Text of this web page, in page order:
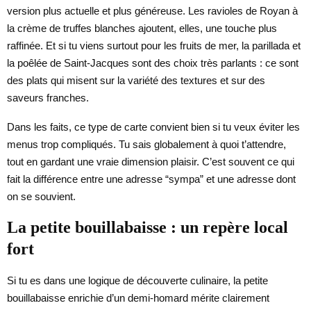
version plus actuelle et plus généreuse. Les ravioles de Royan à
la crème de truffes blanches ajoutent, elles, une touche plus
raffinée. Et si tu viens surtout pour les fruits de mer, la parillada et
la poêlée de Saint-Jacques sont des choix très parlants : ce sont
des plats qui misent sur la variété des textures et sur des
saveurs franches.
Dans les faits, ce type de carte convient bien si tu veux éviter les
menus trop compliqués. Tu sais globalement à quoi t’attendre,
tout en gardant une vraie dimension plaisir. C’est souvent ce qui
fait la différence entre une adresse “sympa” et une adresse dont
on se souvient.
La petite bouillabaisse : un repère local
fort
Si tu es dans une logique de découverte culinaire, la petite
bouillabaisse enrichie d’un demi-homard mérite clairement